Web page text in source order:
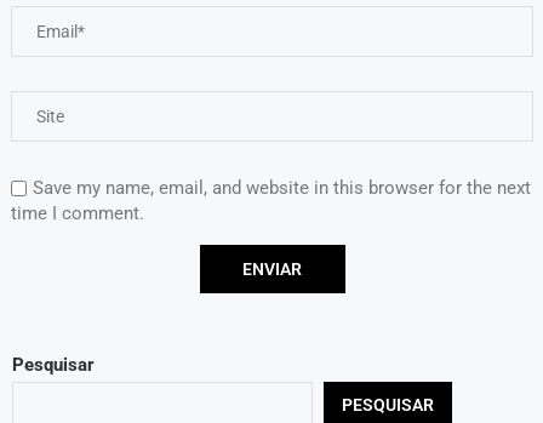
Save my name, email, and website in this browser for the next
time I comment.
Pesquisar
PESQUISAR